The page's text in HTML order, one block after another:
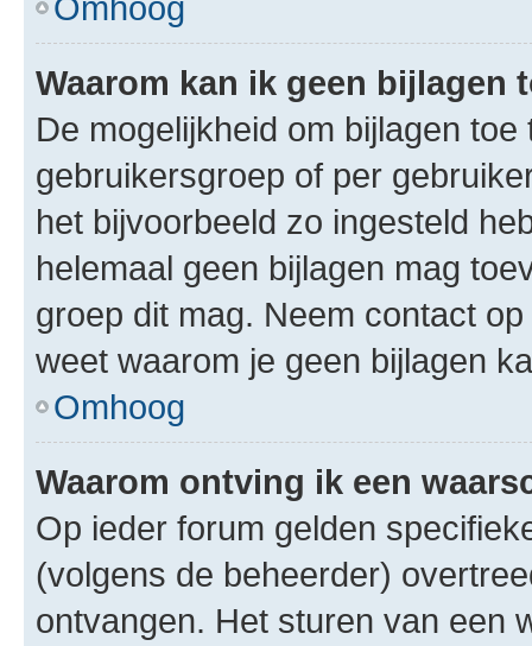
Waarom kan ik geen bijlagen
De mogelijkheid om bijlagen
gebruikersgroep of per
het bijvoorbeeld zo ingesteld
helemaal geen bijlagen mag
groep dit mag. Neem contact
weet waarom je geen bijlagen
Omhoog
Waarom ontving ik een
Op ieder forum gelden
(volgens de beheerder)
ontvangen. Het sturen van een